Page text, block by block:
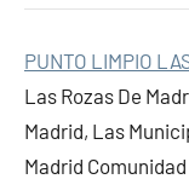
PUNTO LIMPIO
Las Rozas De
Madrid, Las
Madrid